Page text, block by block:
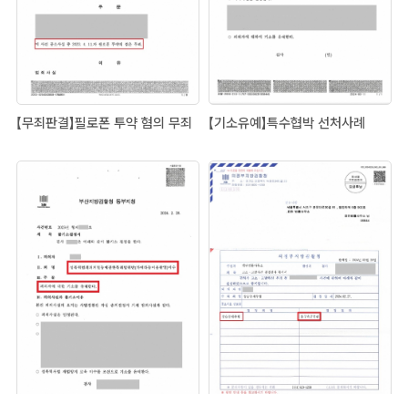
【무죄판결】필로폰 투약 혐의 무죄 【기소유예】특수협박 선처사례